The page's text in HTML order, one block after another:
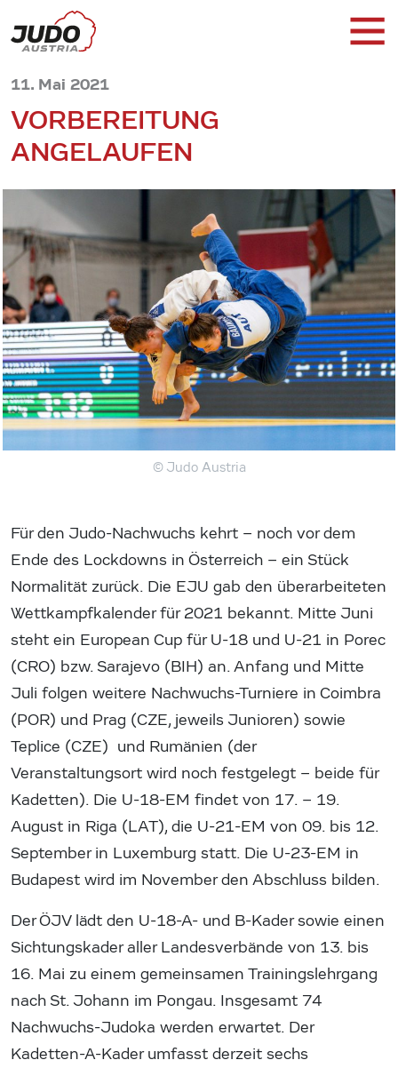
11. Mai 2021
VORBEREITUNG
ANGELAUFEN
© Judo Austria
Für den Judo-Nachwuchs kehrt – noch vor dem
Ende des Lockdowns in Österreich – ein Stück
Normalität zurück. Die EJU gab den überarbeiteten
Wettkampfkalender für 2021 bekannt. Mitte Juni
steht ein European Cup für U-18 und U-21 in Porec
(CRO) bzw. Sarajevo (BIH) an. Anfang und Mitte
Juli folgen weitere Nachwuchs-Turniere in Coimbra
(POR) und Prag (CZE, jeweils Junioren) sowie
Teplice (CZE) und Rumänien (der
Veranstaltungsort wird noch festgelegt – beide für
Kadetten). Die U-18-EM findet von 17. – 19.
August in Riga (LAT), die U-21-EM von 09. bis 12.
September in Luxemburg statt. Die U-23-EM in
Budapest wird im November den Abschluss bilden.
Der ÖJV lädt den U-18-A- und B-Kader sowie einen
Sichtungskader aller Landesverbände von 13. bis
16. Mai zu einem gemeinsamen Trainingslehrgang
nach St. Johann im Pongau. Insgesamt 74
Nachwuchs-Judoka werden erwartet. Der
Kadetten-A-Kader umfasst derzeit sechs